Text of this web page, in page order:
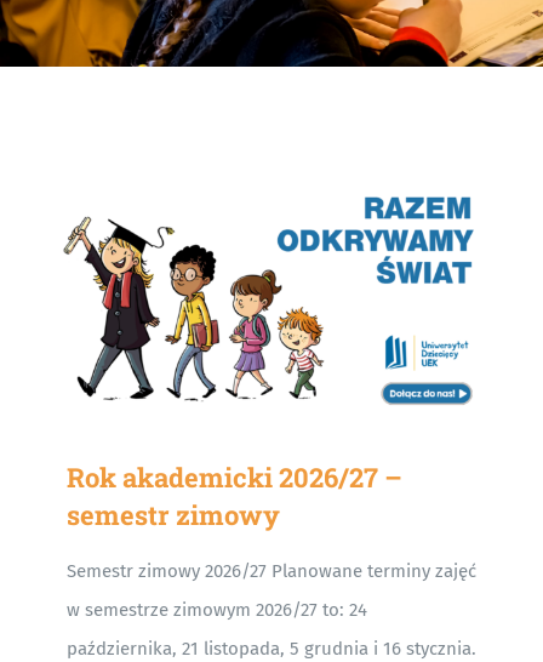
Rok akademicki 2026/27 –
semestr zimowy
Semestr zimowy 2026/27 Planowane terminy zajęć
w semestrze zimowym 2026/27 to: 24
października, 21 listopada, 5 grudnia i 16 stycznia.